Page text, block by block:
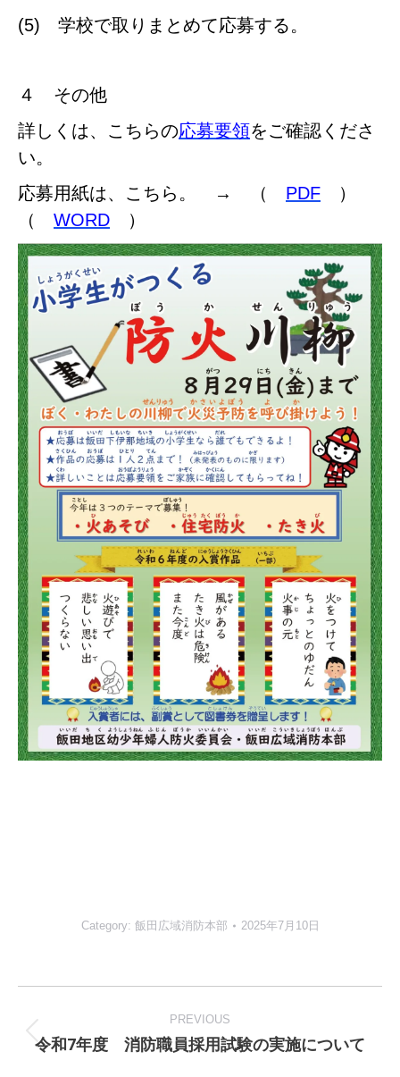
(5) 学校で取りまとめて応募する。
４ その他
詳しくは、こちらの応募要領をご確認くださ
い。
応募用紙は、こちら。 → （ PDF ）
（ WORD ）
Category: 飯田広域消防本部 2025年7月10日
navigation
PREVIOUS
Previous
令和7年度 消防職員採用試験の実施について